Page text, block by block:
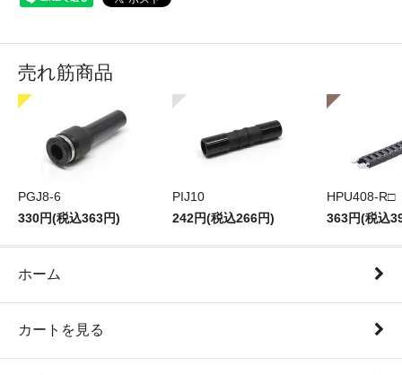
売れ筋商品
PGJ8-6
330円(税込363円)
PIJ10
242円(税込266円)
HPU408-R□
363円(税込
ホーム
カートを見る